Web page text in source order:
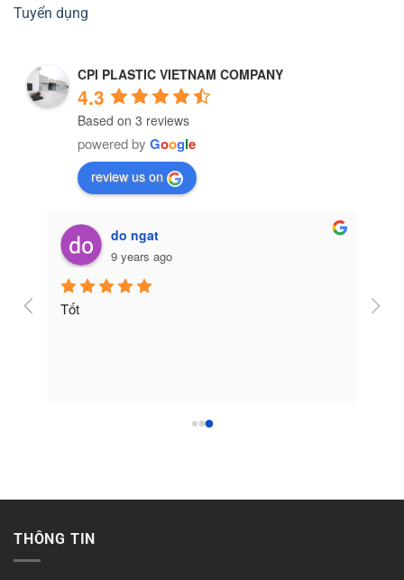
Tuyển dụng
CPI PLASTIC VIETNAM COMPANY
4.3
Based on 3 reviews
powered by Google
review us on
do ngat
9 years ago
Tốt
THÔNG TIN